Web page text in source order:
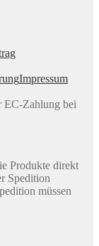
Impressum
EC-Zahlung bei
Produkte direkt
Spedition
müssen